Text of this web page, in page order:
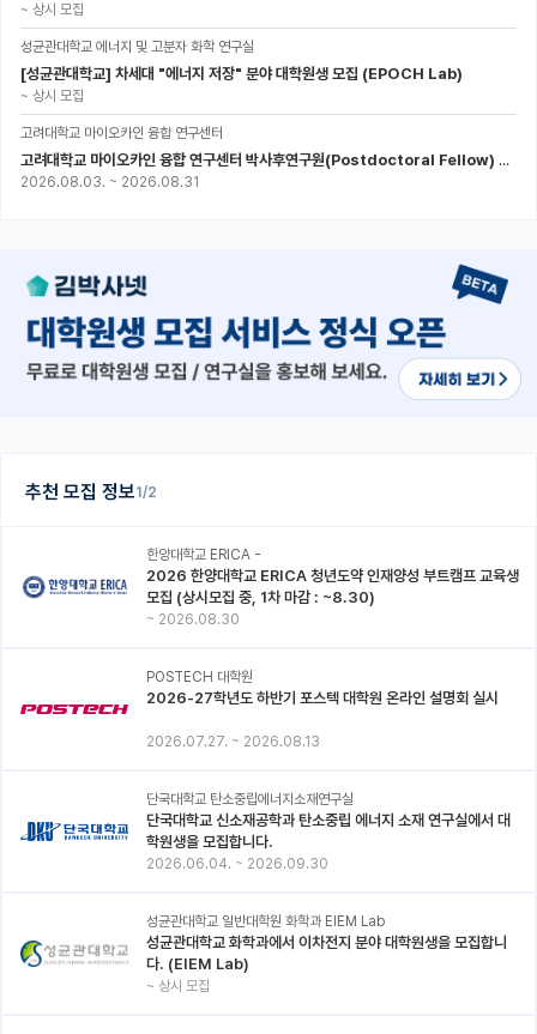
추천 모집 정보1/2
한양대학교 ERICA -
2026 한양대학교 ERICA 청년도약 인재양성 부트캠프 교육생
모집 (상시모집 중, 1차 마감 : ~8.30)
~ 2026.08.30
POSTECH 대학원
2026-27학년도 하반기 포스텍 대학원 온라인 설명회 실시
2026.07.27. ~ 2026.08.13
단국대학교 탄소중립에너지소재연구실
단국대학교 신소재공학과 탄소중립 에너지 소재 연구실에서 대
학원생을 모집합니다.
2026.06.04. ~ 2026.09.30
성균관대학교 일반대학원 화학과 EIEM Lab
성균관대학교 화학과에서 이차전지 분야 대학원생을 모집합니
다. (EIEM Lab)
~ 상시 모집
~ 상시 모집
성균관대학교 에너지 및 고분자 화학 연구실
[성균관대학교] 차세대 "에너지 저장" 분야 대학원생 모집 (EPOCH Lab)
~ 상시 모집
고려대학교 마이오카인 융합 연구센터
고려대학교 마이오카인 융합 연구센터 박사후연구원(Postdoctoral Fellow) 모집
2026.08.03. ~ 2026.08.31